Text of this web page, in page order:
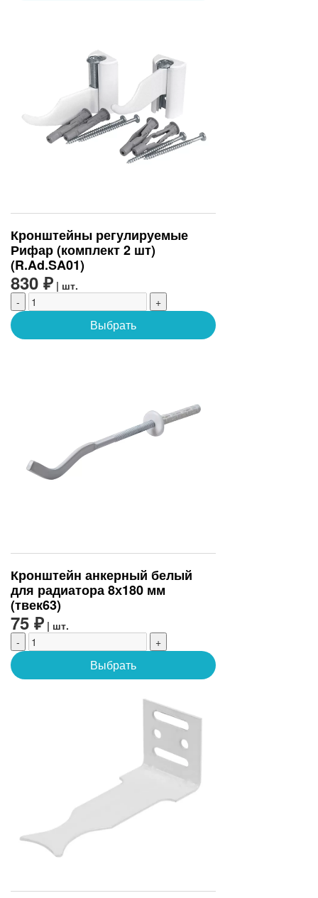
Кронштейны регулируемые
Рифар (комплект 2 шт)
(R.Ad.SA01)
830 ₽ | шт.
-
+
Выбрать
Кронштейн анкерный белый
для радиатора 8х180 мм
(твек63)
75 ₽ | шт.
-
+
Выбрать